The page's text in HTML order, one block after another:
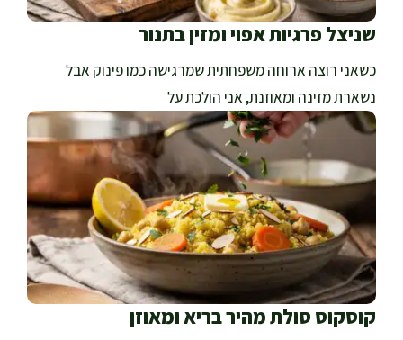
שניצל פרגיות אפוי ומזין בתנור
כשאני רוצה ארוחה משפחתית שמרגישה כמו פינוק אבל
נשארת מזינה ומאוזנת, אני הולכת על
קוסקוס סולת מהיר בריא ומאוזן